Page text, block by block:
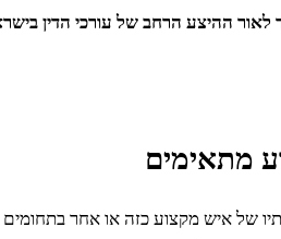
לאור ההיצע הרחב של עורכי הדין
מתאימים
של איש מקצוע כזה או אחר